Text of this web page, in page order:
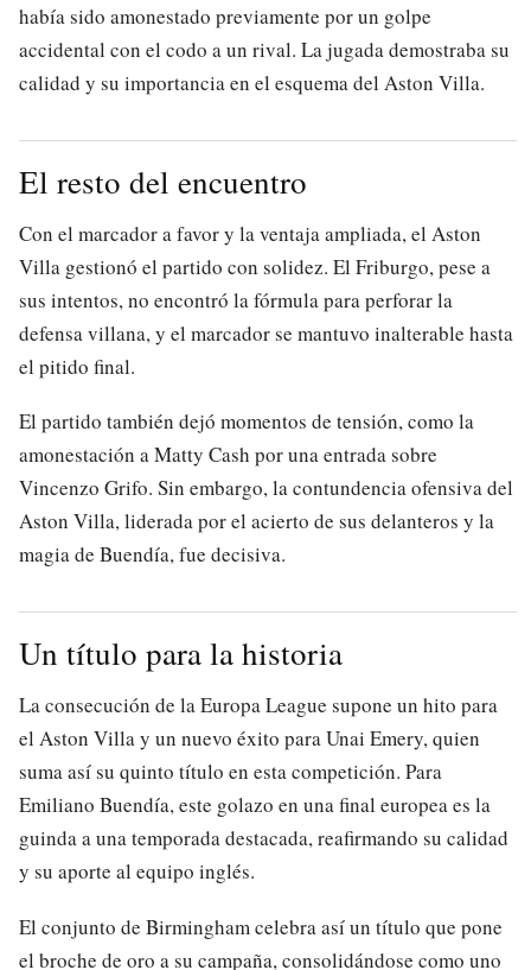
había sido amonestado previamente por un golpe
accidental con el codo a un rival. La jugada demostraba su
calidad y su importancia en el esquema del Aston Villa.
El resto del encuentro
Con el marcador a favor y la ventaja ampliada, el Aston
Villa gestionó el partido con solidez. El Friburgo, pese a
sus intentos, no encontró la fórmula para perforar la
defensa villana, y el marcador se mantuvo inalterable hasta
el pitido final.
El partido también dejó momentos de tensión, como la
amonestación a Matty Cash por una entrada sobre
Vincenzo Grifo. Sin embargo, la contundencia ofensiva del
Aston Villa, liderada por el acierto de sus delanteros y la
magia de Buendía, fue decisiva.
Un título para la historia
La consecución de la Europa League supone un hito para
el Aston Villa y un nuevo éxito para Unai Emery, quien
suma así su quinto título en esta competición. Para
Emiliano Buendía, este golazo en una final europea es la
guinda a una temporada destacada, reafirmando su calidad
y su aporte al equipo inglés.
El conjunto de Birmingham celebra así un título que pone
el broche de oro a su campaña, consolidándose como uno